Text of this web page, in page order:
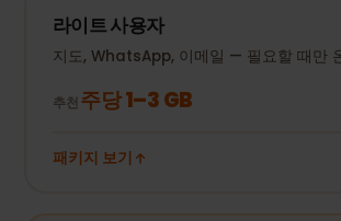
라이트 사용자
지도, WhatsApp, 이메일 — 필요할 때만
추천 주당 1–3 GB
패키지 보기